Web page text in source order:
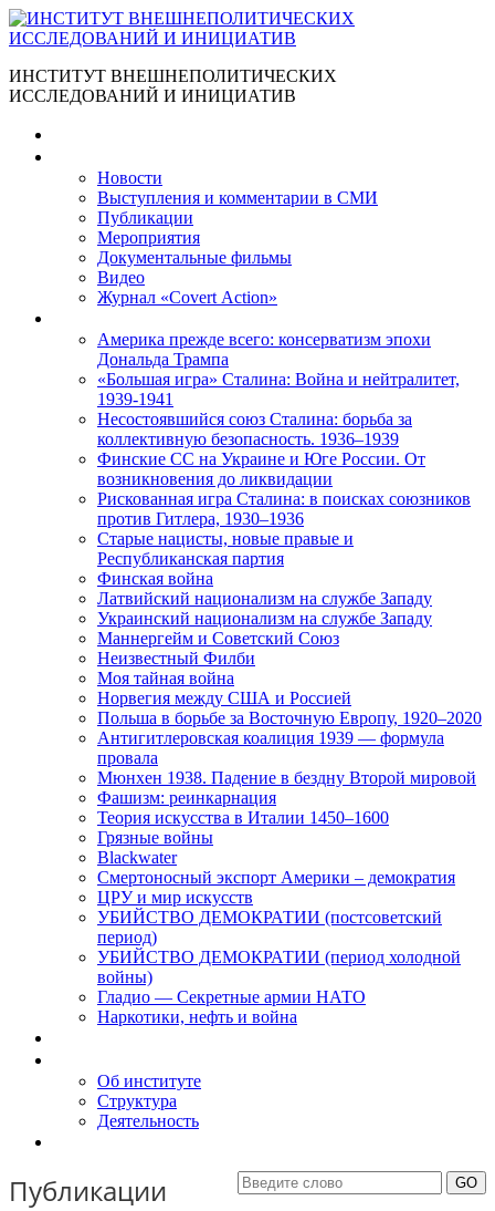
ИНСТИТУТ ВНЕШНЕПОЛИТИЧЕСКИХ
ИССЛЕДОВАНИЙ И ИНИЦИАТИВ
Новости
Выступления и коммента­рии в СМИ
Публикации
Мероприятия
Документальные фильмы
Видео
Журнал «Covert Action»
Америка прежде всего: консерватизм эпохи
Дональда Трампа
«Большая игра» Сталина: Война и нейтралитет,
1939-1941
Несостоявшийся союз Сталина: борьба за
коллективную безопасность. 1936–1939
Финские СС на Украине и Юге России. От
возникновения до ликвидации
Рискованная игра Сталина: в поисках союзников
против Гитлера, 1930–1936
Старые нацисты, новые правые и
Республиканская партия
Финская война
Латвийский национализм на службе Западу
Украинский национализм на службе Западу
Маннергейм и Советский Союз
Неизвестный Филби
Моя тайная война
Норвегия между США и Россией
Польша в борьбе за Восточную Европу, 1920–2020
Антигитлеровская коалиция 1939 — формула
провала
Мюнхен 1938. Падение в бездну Второй мировой
Фашизм: реинкарнация
Теория искусства в Италии 1450–1600
Грязные войны
Blackwater
Смертоносный экспорт Америки – демократия
ЦРУ и мир искусств
УБИЙСТВО ДЕМОКРАТИИ (постсоветский
период)
УБИЙСТВО ДЕМОКРАТИИ (период холодной
войны)
Гладио — Секретные армии НАТО
Наркотики, нефть и война
Об институте
Структура
Деятельность
Публикации